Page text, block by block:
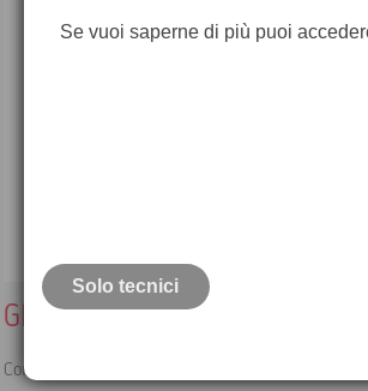
GEV243 Cavo Leica
Connettore Lemo-1, 5 pin maschio, due
Se vuoi saperne di più puoi
Solo tecnici